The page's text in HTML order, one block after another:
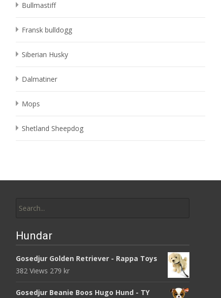
Bullmastiff
Fransk bulldogg
Siberian Husky
Dalmatiner
Mops
Shetland Sheepdog
for:
Hundar
Gosedjur Golden Retriever - Rappa Toys
382 Views 279 kr
Gosedjur Beanie Boos Hugo Hund - TY